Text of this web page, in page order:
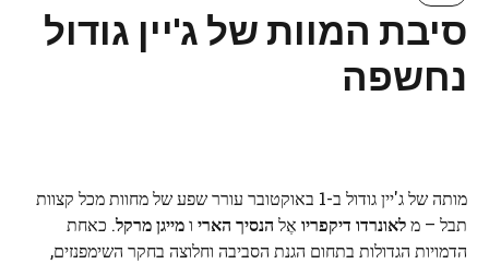
סיבת המוות של ג'יין גודול
נחשפה
מותה של ג'יין גודול ב-1 באוקטובר עורר שפע של מחוות מכל קצוות
תבל – מלאונרדו דיקפריו אֶל הנסיך הארי ומייגן מרקל. כאחת
הדמויות הגדולות בתחום הגנת הסביבה וחלוצה בחקר השימפנזים,